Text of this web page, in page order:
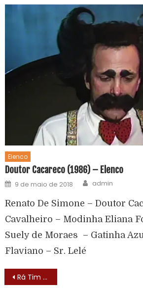
Elenco
Doutor Cacareco (1986) – Elenco
9 de maio de 2018 admin
Renato De Simone – Doutor
Cavalheiro – Modinha Eliana
Suely de Moraes – Gatinha
Flaviano – Sr. Lelé
Rá Tim Bum (1990) – Trilha Sonora